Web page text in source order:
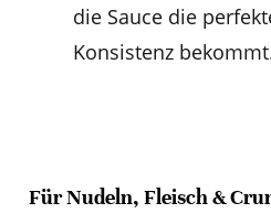
die Sauce die
Konsistenz
Für Nudeln, Fleisch &